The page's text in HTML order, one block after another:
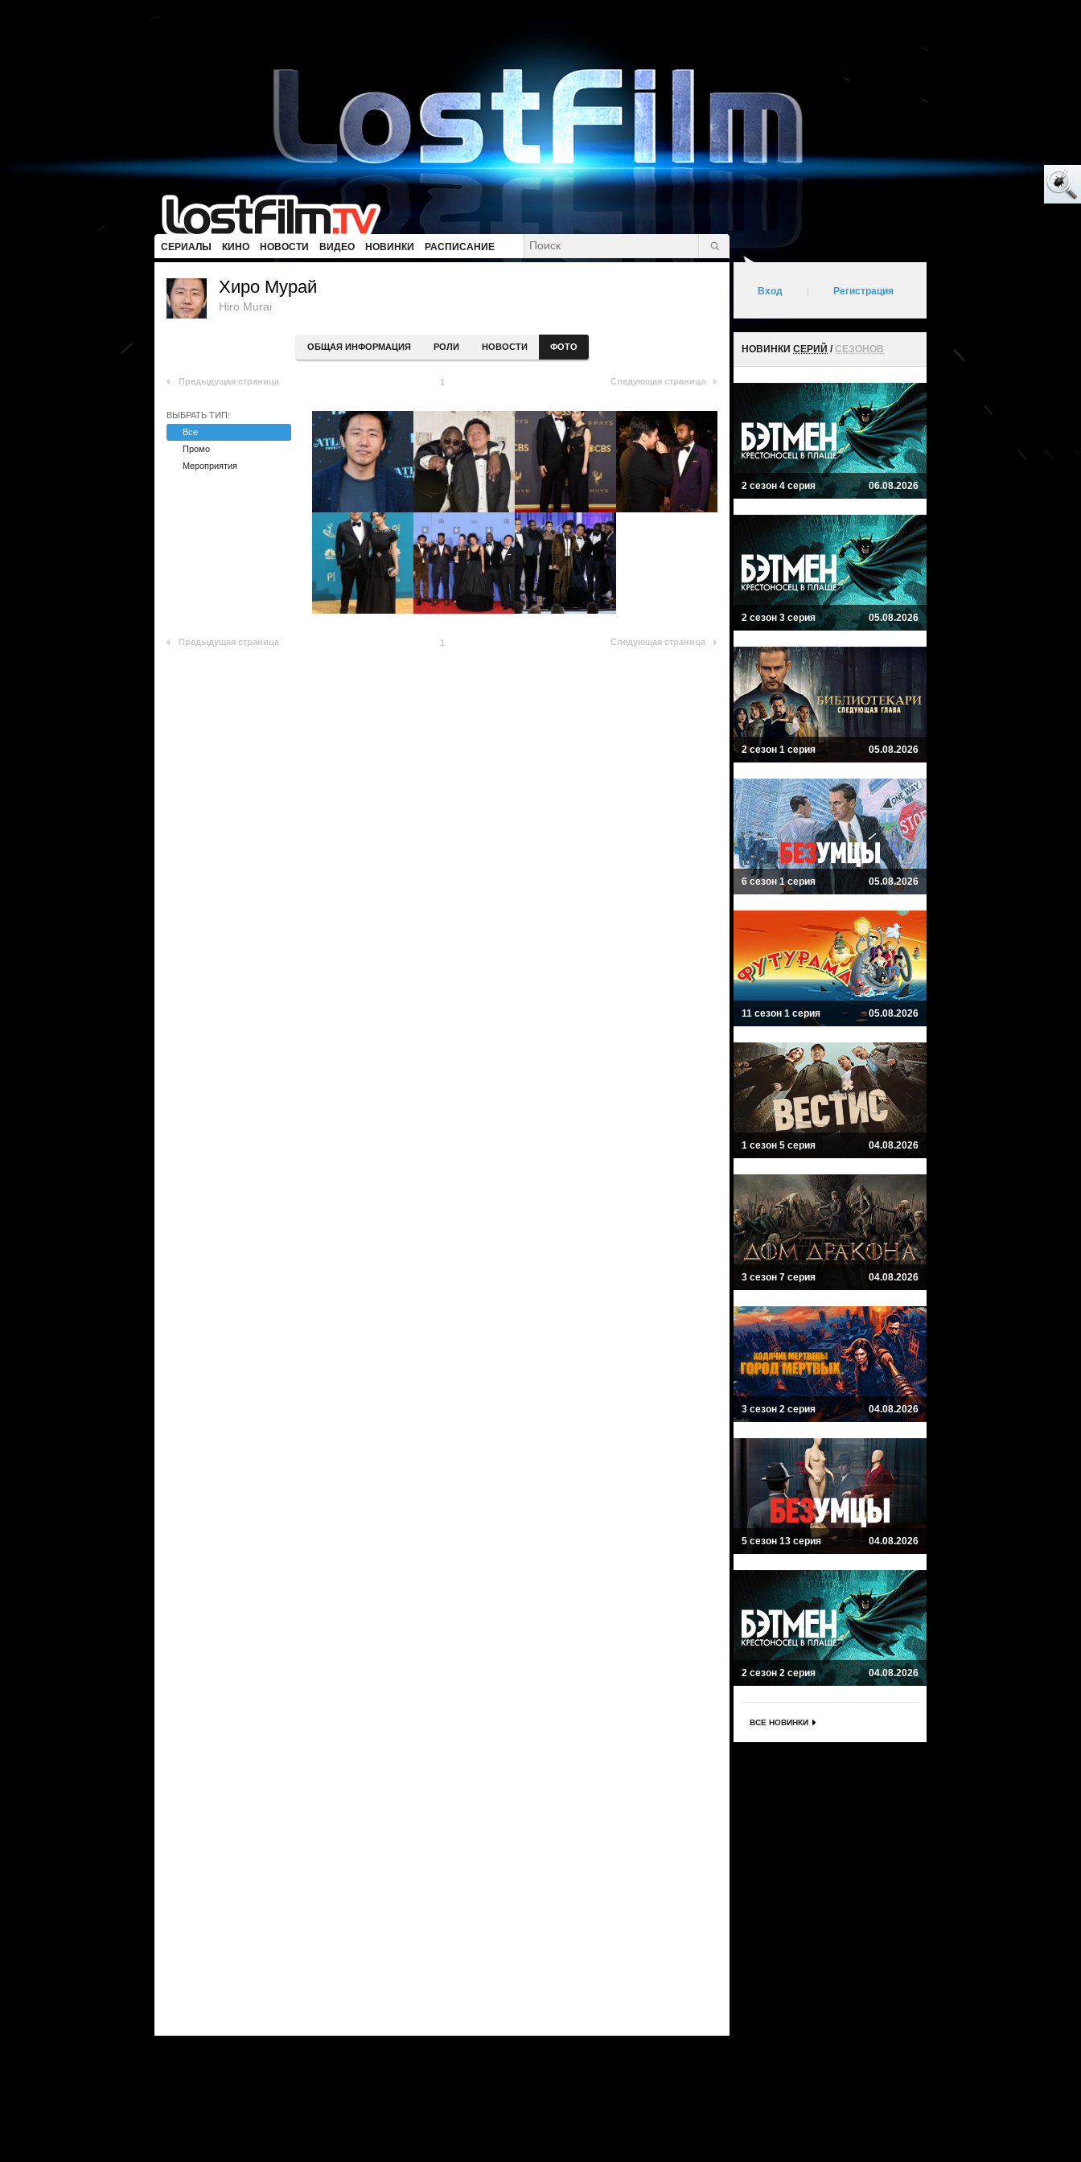
СЕРИАЛЫ КИНО НОВОСТИ ВИДЕО НОВИНКИ РАСПИСАНИЕ
Хиро Мурай
Hiro Murai
ОБЩАЯ ИНФОРМАЦИЯ РОЛИ НОВОСТИ ФОТО
Предыдущая страница 1 Следующая страница
ВЫБРАТЬ ТИП:
Все
Промо
Мероприятия
Предыдущая страница 1 Следующая страница
Вход Регистрация
НОВИНКИ СЕРИЙ /СЕЗОНОВ
2 сезон 4 серия 06.08.2026
2 сезон 3 серия 05.08.2026
2 сезон 1 серия 05.08.2026
6 сезон 1 серия 05.08.2026
11 сезон 1 серия 05.08.2026
1 сезон 5 серия 04.08.2026
3 сезон 7 серия 04.08.2026
3 сезон 2 серия 04.08.2026
5 сезон 13 серия 04.08.2026
2 сезон 2 серия 04.08.2026
ВСЕ НОВИНКИ